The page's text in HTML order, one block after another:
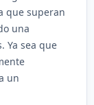
que superan
una
Ya sea que
un